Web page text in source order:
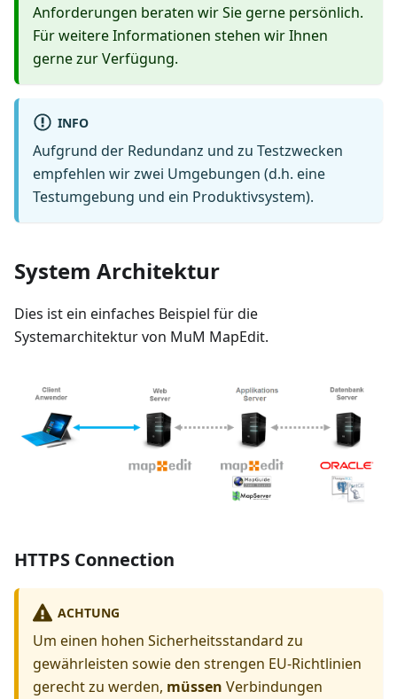
Anforderungen beraten wir Sie gerne persönlich.
Für weitere Informationen stehen wir Ihnen
gerne zur Verfügung.
INFO
Aufgrund der Redundanz und zu Testzwecken
empfehlen wir zwei Umgebungen (d.h. eine
Testumgebung und ein Produktivsystem).
System Architektur
Dies ist ein einfaches Beispiel für die
Systemarchitektur von MuM MapEdit.
HTTPS Connection
ACHTUNG
Um einen hohen Sicherheitsstandard zu
gewährleisten sowie den strengen EU-Richtlinien
gerecht zu werden, müssen Verbindungen